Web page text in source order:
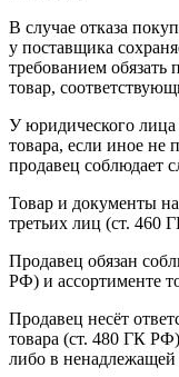
В случае отказа
у поставщика
требованием обязать
товар,
У юридического лица
товара, если иное не
продавец соблюдает
Товар и документы
третьих лиц (ст. 460
Продавец обязан
РФ) и ассортименте
Продавец несёт
товара (ст. 480 ГК
либо в